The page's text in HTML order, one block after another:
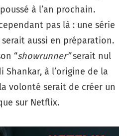
à l’an prochain.
pas là : une série
serait aussi en préparation.
“showrunner”serait nul
Shankar, à l’origine de la
volonté serait de créer un
sur Netflix.